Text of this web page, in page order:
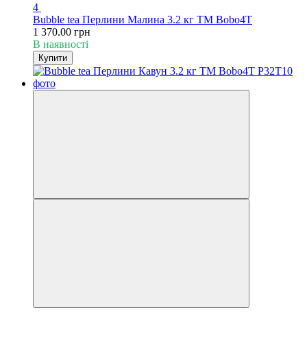
4
Bubble tea Перлини Малина 3.2 кг TM Bobo4T
1 370.00 грн
В наявності
Купити